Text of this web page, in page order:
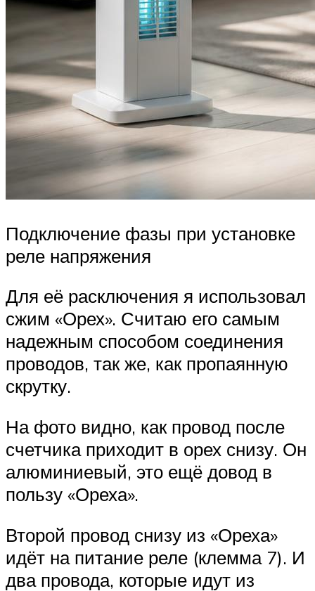
Подключение фазы при установке
реле напряжения
Для её расключения я использовал
сжим «Орех». Считаю его самым
надежным способом соединения
проводов, так же, как пропаянную
скрутку.
На фото видно, как провод после
счетчика приходит в орех снизу. Он
алюминиевый, это ещё довод в
пользу «Ореха».
Второй провод снизу из «Ореха»
идёт на питание реле (клемма 7). И
два провода, которые идут из